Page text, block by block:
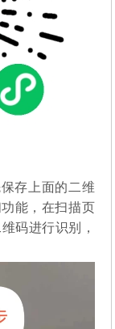
存上面的二维
能，在扫描页
码进行识别，